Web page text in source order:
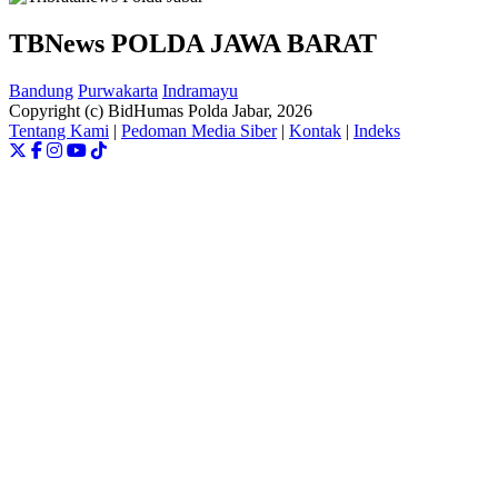
TBNews POLDA JAWA BARAT
Bandung Purwakarta Indramayu
Copyright (c) BidHumas Polda Jabar, 2026
Tentang Kami | Pedoman Media Siber| Kontak | Indeks